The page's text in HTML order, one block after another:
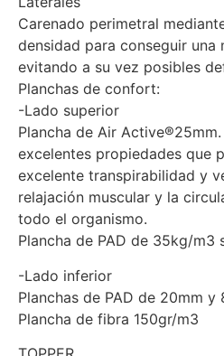
Carenado perimetral
densidad para conseguir
evitando a su vez posibles
Planchas de confort:
-Lado superior
Plancha de Air
excelentes propiedades que
excelente transpirabilidad y
relajación muscular y la
todo el organismo.
Plancha de PAD de 35kg/m3
-Lado inferior
Planchas de PAD de 20mm
Plancha de fibra 150gr/m3